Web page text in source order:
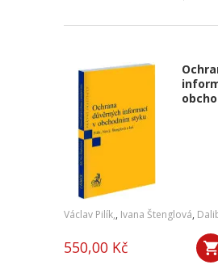
Václav Pilík,, Ivana Štenglová,
550,00 Kč